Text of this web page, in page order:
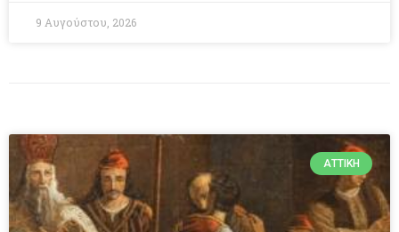
9 Αυγούστου, 2026
ΑΤΤΙΚΉ